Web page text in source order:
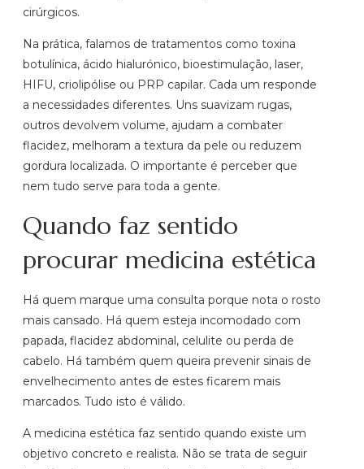
cirúrgicos.
Na prática, falamos de tratamentos como toxina
botulínica, ácido hialurónico, bioestimulação, laser,
HIFU, criolipólise ou PRP capilar. Cada um responde
a necessidades diferentes. Uns suavizam rugas,
outros devolvem volume, ajudam a combater
flacidez, melhoram a textura da pele ou reduzem
gordura localizada. O importante é perceber que
nem tudo serve para toda a gente.
Quando faz sentido
procurar medicina estética
Há quem marque uma consulta porque nota o rosto
mais cansado. Há quem esteja incomodado com
papada, flacidez abdominal, celulite ou perda de
cabelo. Há também quem queira prevenir sinais de
envelhecimento antes de estes ficarem mais
marcados. Tudo isto é válido.
A medicina estética faz sentido quando existe um
objetivo concreto e realista. Não se trata de seguir